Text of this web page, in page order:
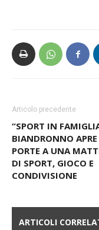
“SPORT IN
BIANDRONNO APRE
PORTE A UNA
DI SPORT, GIOCO E
CONDIVISIONE